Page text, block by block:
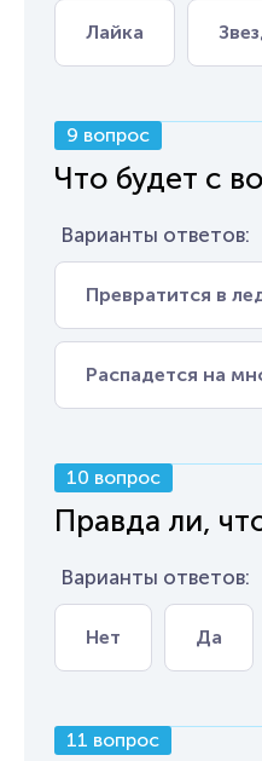
Лайка
9 вопрос
Что будет с
Варианты ответов:
Превратится в
Распадется на
10 вопрос
Правда ли,
Варианты ответов:
Нет Да
11 вопрос